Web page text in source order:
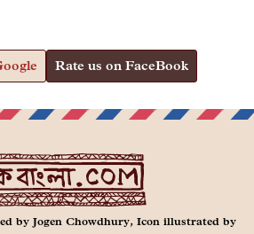
Rate us on FaceBook
by Jogen Chowdhury, Icon illustrated by